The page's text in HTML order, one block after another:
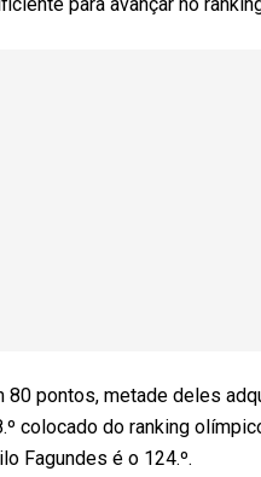
80 pontos, metade deles
colocado do ranking
Fagundes é o 124.º.